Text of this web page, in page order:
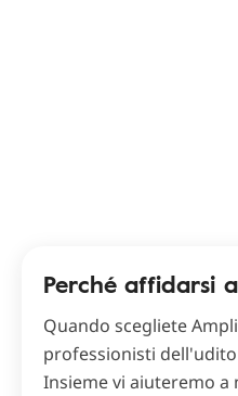
Perché affidarsi
Quando scegliete
professionisti
Insieme vi aiuteremo